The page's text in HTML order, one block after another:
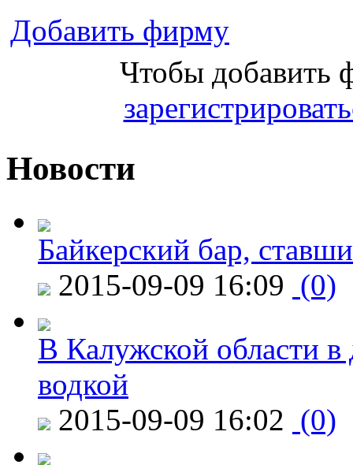
Добавить фирму
Чтобы добавить
Новости
Байкерский бар,
2015-09-09 16:09 (0)
В Калужской области в
водкой
2015-09-09 16:02 (0)